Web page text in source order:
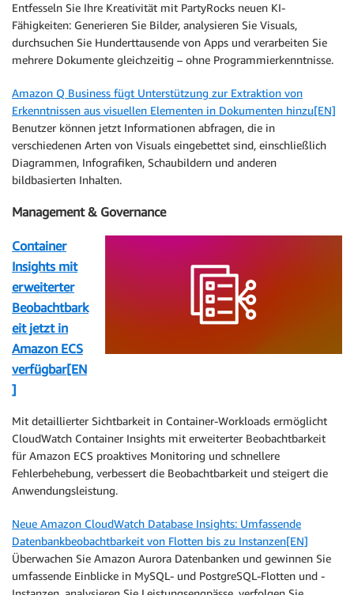
Entfesseln Sie Ihre Kreativität mit PartyRocks neuen KI-
Fähigkeiten: Generieren Sie Bilder, analysieren Sie Visuals,
durchsuchen Sie Hunderttausende von Apps und verarbeiten Sie
mehrere Dokumente gleichzeitig – ohne Programmierkenntnisse.
Amazon Q Business fügt Unterstützung zur Extraktion von
Erkenntnissen aus visuellen Elementen in Dokumenten hinzu[EN]
Benutzer können jetzt Informationen abfragen, die in
verschiedenen Arten von Visuals eingebettet sind, einschließlich
Diagrammen, Infografiken, Schaubildern und anderen
bildbasierten Inhalten.
Management & Governance
Container
Insights mit
erweiterter
Beobachtbark
eit jetzt in
Amazon ECS
verfügbar[EN
]
Mit detaillierter Sichtbarkeit in Container-Workloads ermöglicht
CloudWatch Container Insights mit erweiterter Beobachtbarkeit
für Amazon ECS proaktives Monitoring und schnellere
Fehlerbehebung, verbessert die Beobachtbarkeit und steigert die
Anwendungsleistung.
Neue Amazon CloudWatch Database Insights: Umfassende
Datenbankbeobachtbarkeit von Flotten bis zu Instanzen[EN]
Überwachen Sie Amazon Aurora Datenbanken und gewinnen Sie
umfassende Einblicke in MySQL- und PostgreSQL-Flotten und -